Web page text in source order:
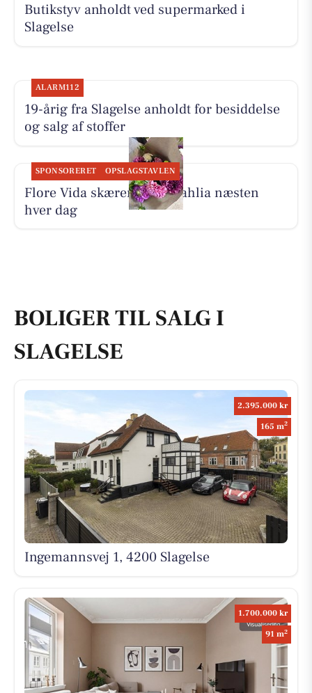
Butikstyv anholdt ved supermarked i
Slagelse
ALARM112
19-årig fra Slagelse anholdt for besiddelse
og salg af stoffer
SPONSORERET OPSLAGSTAVLEN
Flore Vida skærer friske dahlia næsten
hver dag
BOLIGER TIL SALG I
SLAGELSE
2.395.000 kr
165 m2
Ingemannsvej 1, 4200 Slagelse
1.700.000 kr
91 m2